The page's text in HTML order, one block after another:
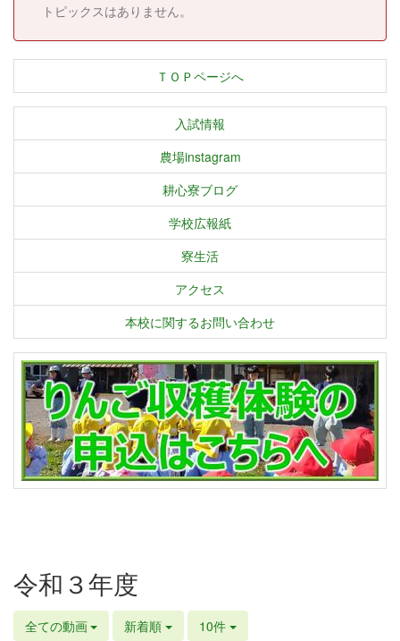
トピックスはありません。
ＴＯＰページへ
入試情報
農場instagram
耕心寮ブログ
学校広報紙
寮生活
アクセス
本校に関するお問い合わせ
令和３年度
全ての動画 新着順 10件